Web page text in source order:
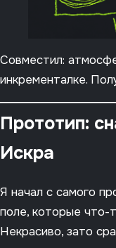
Совместил:
инкременталке.
Прототип:
Искра
Я начал с самого
поле, которые
Некрасиво, зато